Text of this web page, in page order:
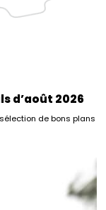
d’août 2026
de bons plans